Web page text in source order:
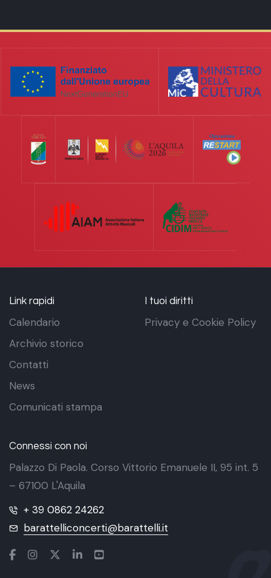
Link rapidi
Calendario
Archivio storico
Contatti
News
Comunicati stampa
I tuoi diritti
Privacy e Cookie Policy
Connessi con noi
Palazzo Di Paola. Corso Vittorio Emanuele II, 95 int. 5
– 67100 L'Aquila
+ 39 0862 24262
barattelliconcerti@barattelli.it